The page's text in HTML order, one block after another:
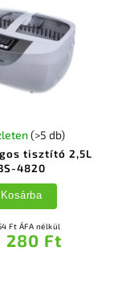
tisztító 2,5L
4820
(>5 db)
Ft ÁFA nélkül
280 Ft
Kosárba